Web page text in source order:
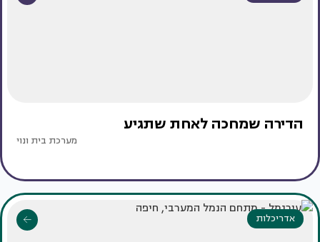
הדירה שמחכה לאחת שתגיע
מערכת בית ונוי
אדריכלות